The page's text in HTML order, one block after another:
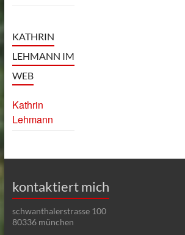
KATHRIN
LEHMANN IM
WEB
Kathrin
Lehmann
kontaktiert mich
schwanthalerstrasse 100
80336 münchen